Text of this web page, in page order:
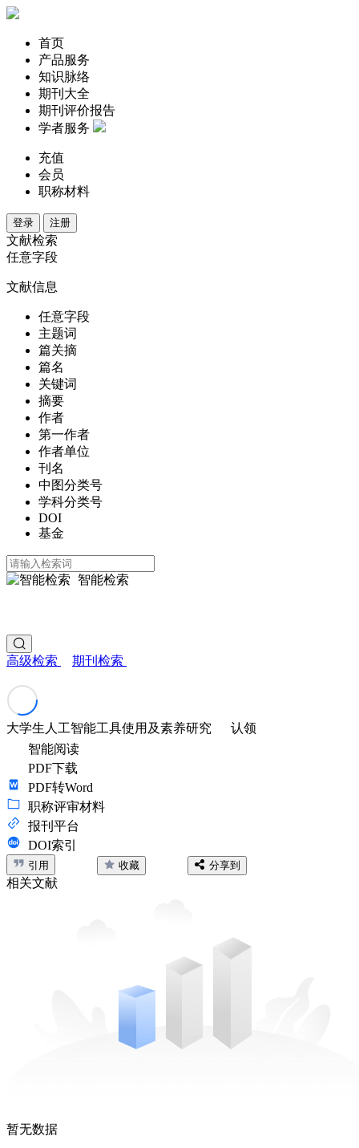
首页
产品服务
知识脉络
期刊大全
期刊评价报告
学者服务
充值
会员
职称材料
登录 注册
文献检索
任意字段
文献信息
任意字段
主题词
篇关摘
篇名
关键词
摘要
作者
第一作者
作者单位
刊名
中图分类号
学科分类号
DOI
基金
智能检索
高级检索 期刊检索
大学生人工智能工具使用及素养研究
认领
智能阅读
PDF下载
PDF转Word
职称评审材料
报刊平台
DOI索引
引用 收藏 分享到
相关文献
暂无数据